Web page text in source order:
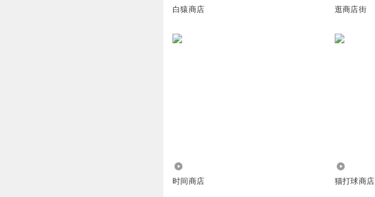
白猿商店 逛商店街
时间商店 猫打球商店